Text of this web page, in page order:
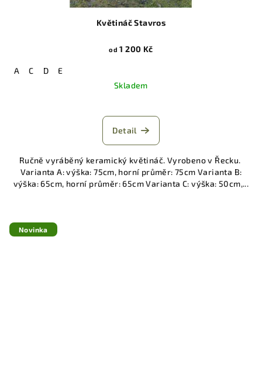
Květináč Stavros
od 1 200 Kč
A C D
E
Skladem
Detail
Ručně vyráběný keramický květináč. Vyrobeno v Řecku.
Varianta A: výška: 75cm, horní průměr: 75cm Varianta B:
výška: 65cm, horní průměr: 65cm Varianta C: výška: 50cm,...
Novinka